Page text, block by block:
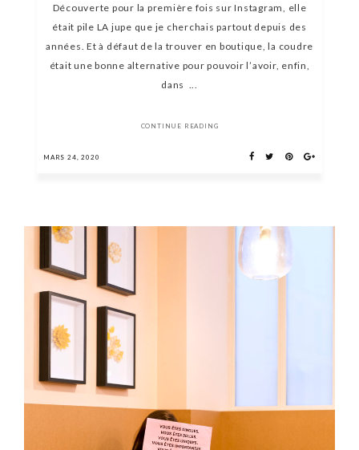
Découverte pour la première fois sur Instagram, elle
était pile LA jupe que je cherchais partout depuis des
années. Et à défaut de la trouver en boutique, la coudre
était une bonne alternative pour pouvoir l’avoir, enfin,
dans ...
CONTINUE READING
MARS 24, 2020